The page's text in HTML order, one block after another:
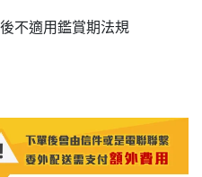
不適用鑑賞期法規